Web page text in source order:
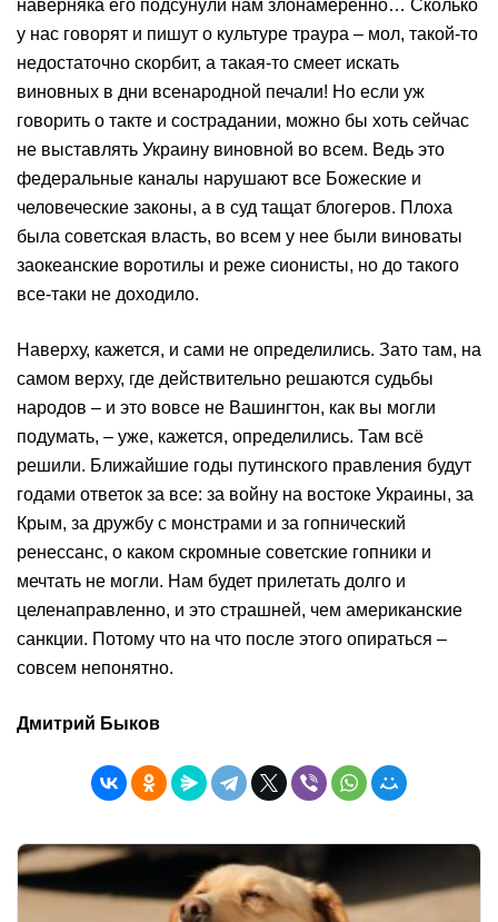
наверняка его подсунули нам злонамеренно… Сколько
у нас говорят и пишут о культуре траура – мол, такой-то
недостаточно скорбит, а такая-то смеет искать
виновных в дни всенародной печали! Но если уж
говорить о такте и сострадании, можно бы хоть сейчас
не выставлять Украину виновной во всем. Ведь это
федеральные каналы нарушают все Божеские и
человеческие законы, а в суд тащат блогеров. Плоха
была советская власть, во всем у нее были виноваты
заокеанские воротилы и реже сионисты, но до такого
все-таки не доходило.
Наверху, кажется, и сами не определились. Зато там, на
самом верху, где действительно решаются судьбы
народов – и это вовсе не Вашингтон, как вы могли
подумать, – уже, кажется, определились. Там всё
решили. Ближайшие годы путинского правления будут
годами ответок за все: за войну на востоке Украины, за
Крым, за дружбу с монстрами и за гопнический
ренессанс, о каком скромные советские гопники и
мечтать не могли. Нам будет прилетать долго и
целенаправленно, и это страшней, чем американские
санкции. Потому что на что после этого опираться –
совсем непонятно.
Дмитрий Быков